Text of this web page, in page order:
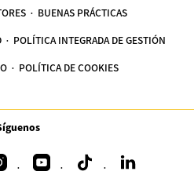
BUENAS PRÁCTICAS
POLÍTICA INTEGRADA DE GESTIÓN
POLÍTICA DE COOKIES